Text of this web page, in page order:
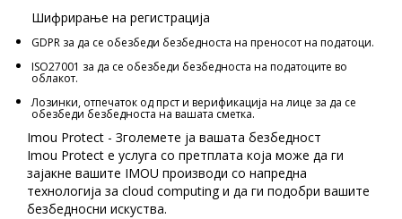
Шифрирање на регистрација
GDPR за да се обезбеди безбедноста на преносот на податоци.
ISO27001 за да се обезбеди безбедноста на податоците во
облакот.
Лозинки, отпечаток од прст и верификација на лице за да се
обезбеди безбедноста на вашата сметка.
Imou Protect - Зголемете ја вашата безбедност
Imou Protect е услуга со претплата која може да ги
зајакне вашите IMOU производи со напредна
технологија за cloud computing и да ги подобри вашите
безбедносни искуства.